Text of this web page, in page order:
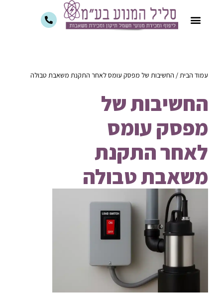
עמוד הבית/ החשיבות של מפסק עומס לאחר התקנת משאבת טבולה
החשיבות של
מפסק עומס
לאחר התקנת
משאבת טבולה